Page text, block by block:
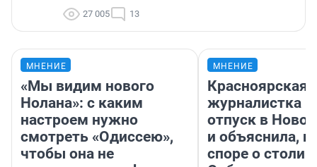
27 005 13
МНЕНИЕ
«Мы видим нового
Нолана»: с каким
настроем нужно
смотреть «Одиссею»,
чтобы она не
МНЕНИЕ
Красноярская
журналистка
отпуск в
и объяснила,
споре о